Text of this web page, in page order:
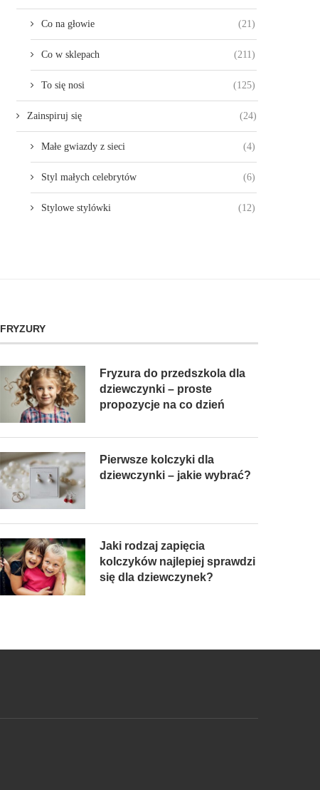
Co na głowie (21)
Co w sklepach (211)
To się nosi (125)
Zainspiruj się (24)
Małe gwiazdy z sieci (4)
Styl małych celebrytów (6)
Stylowe stylówki (12)
FRYZURY
Fryzura do przedszkola dla
dziewczynki – proste
propozycje na co dzień
Pierwsze kolczyki dla
dziewczynki – jakie wybrać?
Jaki rodzaj zapięcia
kolczyków najlepiej sprawdzi
się dla dziewczynek?